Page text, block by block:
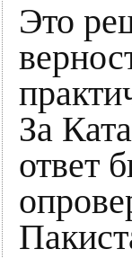
Это
За
ответ